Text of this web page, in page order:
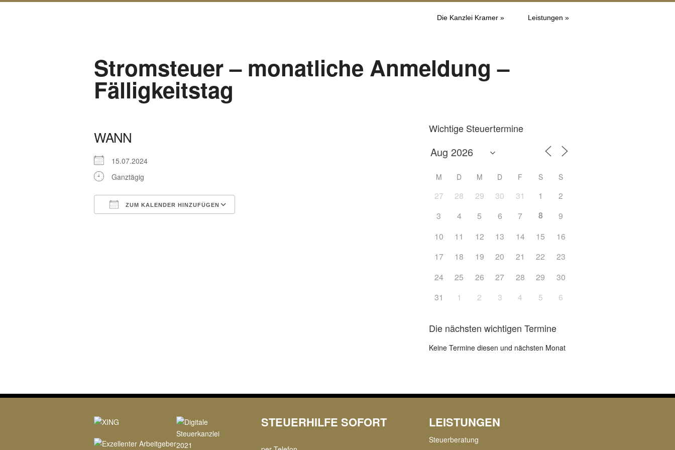
Die Kanzlei Kramer » Leistungen »
Stromsteuer – monatliche Anmeldung –
Fälligkeitstag
WANN
15.07.2024
Ganztägig
ZUM KALENDER HINZUFÜGEN
Wichtige Steuertermine
M D M D F S S
27 28 29 30 31 1
2
3
4 5 6 7 8
9
10
11 12 13 14 15
16
17
18 19 20 21 22
23
24
25 26 27 28 29
30
31
1 2 3 4 5 6
Die nächsten wichtigen Termine
Keine Termine diesen und nächsten Monat
STEUERHILFE SOFORT LEISTUNGEN
Steuerberatung